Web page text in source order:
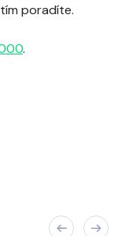
poradíte.
.